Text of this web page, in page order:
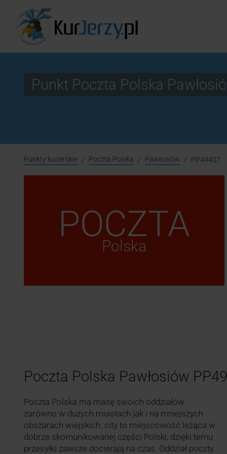
Punkt Poczta Polska
Punkty kurierskie Poczta Polska Pawłosiów PP49407
POCZTA
Polska
Poczta Polska Pawłosiów
Poczta Polska ma masę swoich oddziałów
zarówno w dużych miastach jak i na mniejszych
obszarach wiejskich. city to miejscowość leżąca w
dobrze skomunikowanej części Polski, dzięki temu
przesyłki zawsze docierają na czas. Oddział poczty